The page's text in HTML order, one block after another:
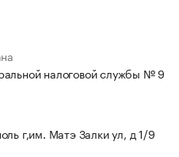
налоговой службы № 9
г,им. Матэ Залки ул, д 1/9